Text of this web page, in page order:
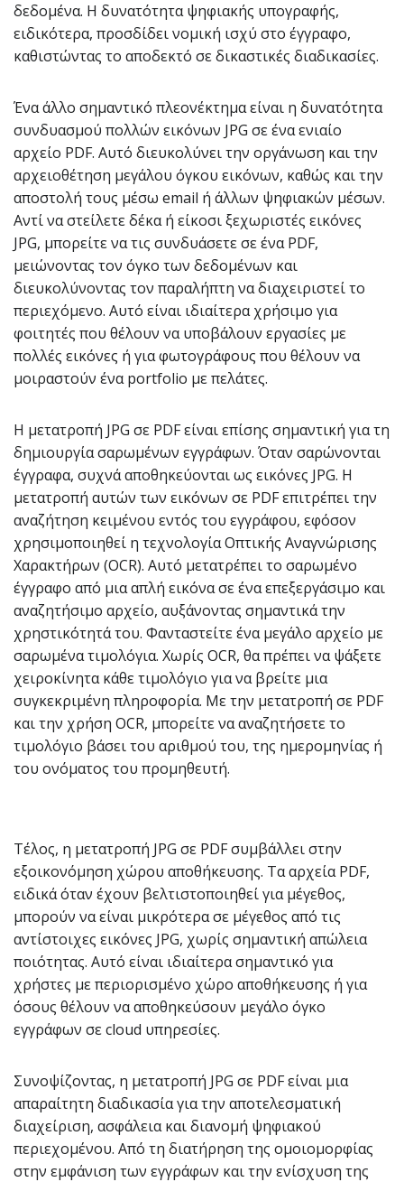
δεδομένα. Η δυνατότητα ψηφιακής υπογραφής,
ειδικότερα, προσδίδει νομική ισχύ στο έγγραφο,
καθιστώντας το αποδεκτό σε δικαστικές διαδικασίες.
Ένα άλλο σημαντικό πλεονέκτημα είναι η δυνατότητα
συνδυασμού πολλών εικόνων JPG σε ένα ενιαίο
αρχείο PDF. Αυτό διευκολύνει την οργάνωση και την
αρχειοθέτηση μεγάλου όγκου εικόνων, καθώς και την
αποστολή τους μέσω email ή άλλων ψηφιακών μέσων.
Αντί να στείλετε δέκα ή είκοσι ξεχωριστές εικόνες
JPG, μπορείτε να τις συνδυάσετε σε ένα PDF,
μειώνοντας τον όγκο των δεδομένων και
διευκολύνοντας τον παραλήπτη να διαχειριστεί το
περιεχόμενο. Αυτό είναι ιδιαίτερα χρήσιμο για
φοιτητές που θέλουν να υποβάλουν εργασίες με
πολλές εικόνες ή για φωτογράφους που θέλουν να
μοιραστούν ένα portfolio με πελάτες.
Η μετατροπή JPG σε PDF είναι επίσης σημαντική για τη
δημιουργία σαρωμένων εγγράφων. Όταν σαρώνονται
έγγραφα, συχνά αποθηκεύονται ως εικόνες JPG. Η
μετατροπή αυτών των εικόνων σε PDF επιτρέπει την
αναζήτηση κειμένου εντός του εγγράφου, εφόσον
χρησιμοποιηθεί η τεχνολογία Οπτικής Αναγνώρισης
Χαρακτήρων (OCR). Αυτό μετατρέπει το σαρωμένο
έγγραφο από μια απλή εικόνα σε ένα επεξεργάσιμο και
αναζητήσιμο αρχείο, αυξάνοντας σημαντικά την
χρηστικότητά του. Φανταστείτε ένα μεγάλο αρχείο με
σαρωμένα τιμολόγια. Χωρίς OCR, θα πρέπει να ψάξετε
χειροκίνητα κάθε τιμολόγιο για να βρείτε μια
συγκεκριμένη πληροφορία. Με την μετατροπή σε PDF
και την χρήση OCR, μπορείτε να αναζητήσετε το
τιμολόγιο βάσει του αριθμού του, της ημερομηνίας ή
του ονόματος του προμηθευτή.
Τέλος, η μετατροπή JPG σε PDF συμβάλλει στην
εξοικονόμηση χώρου αποθήκευσης. Τα αρχεία PDF,
ειδικά όταν έχουν βελτιστοποιηθεί για μέγεθος,
μπορούν να είναι μικρότερα σε μέγεθος από τις
αντίστοιχες εικόνες JPG, χωρίς σημαντική απώλεια
ποιότητας. Αυτό είναι ιδιαίτερα σημαντικό για
χρήστες με περιορισμένο χώρο αποθήκευσης ή για
όσους θέλουν να αποθηκεύσουν μεγάλο όγκο
εγγράφων σε cloud υπηρεσίες.
Συνοψίζοντας, η μετατροπή JPG σε PDF είναι μια
απαραίτητη διαδικασία για την αποτελεσματική
διαχείριση, ασφάλεια και διανομή ψηφιακού
περιεχομένου. Από τη διατήρηση της ομοιομορφίας
στην εμφάνιση των εγγράφων και την ενίσχυση της